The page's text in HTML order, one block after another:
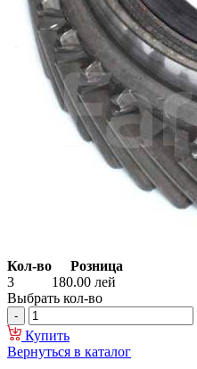
Кол-во
Розница
3
180.00 лей
Выбрать кол-во
Купить
Вернуться в каталог